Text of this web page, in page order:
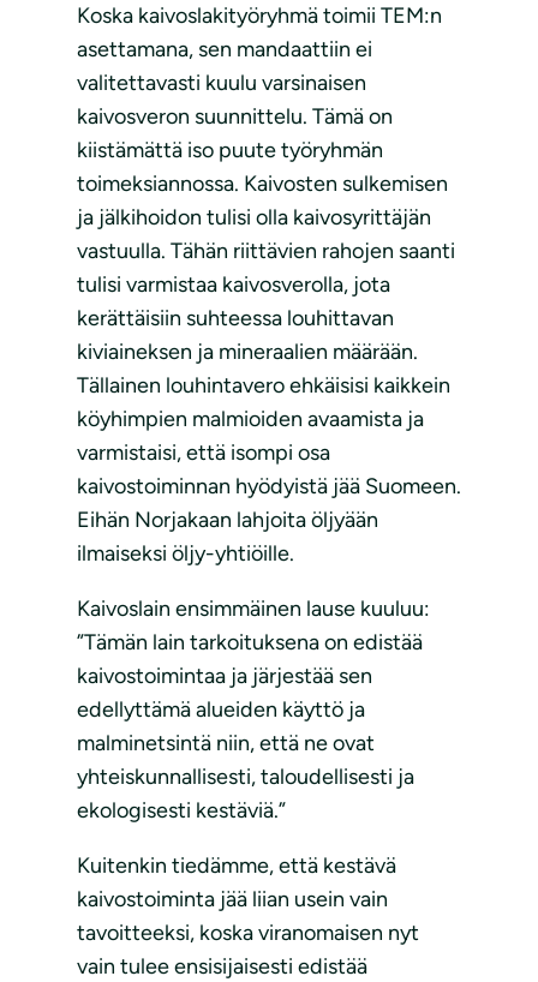
Koska kaivoslakityöryhmä toimii TEM:n
asettamana, sen mandaattiin ei
valitettavasti kuulu varsinaisen
kaivosveron suunnittelu. Tämä on
kiistämättä iso puute työryhmän
toimeksiannossa. Kaivosten sulkemisen
ja jälkihoidon tulisi olla kaivosyrittäjän
vastuulla. Tähän riittävien rahojen saanti
tulisi varmistaa kaivosverolla, jota
kerättäisiin suhteessa louhittavan
kiviaineksen ja mineraalien määrään.
Tällainen louhintavero ehkäisisi kaikkein
köyhimpien malmioiden avaamista ja
varmistaisi, että isompi osa
kaivostoiminnan hyödyistä jää Suomeen.
Eihän Norjakaan lahjoita öljyään
ilmaiseksi öljy-yhtiöille.
Kaivoslain ensimmäinen lause kuuluu:
”Tämän lain tarkoituksena on edistää
kaivostoimintaa ja järjestää sen
edellyttämä alueiden käyttö ja
malminetsintä niin, että ne ovat
yhteiskunnallisesti, taloudellisesti ja
ekologisesti kestäviä.”
Kuitenkin tiedämme, että kestävä
kaivostoiminta jää liian usein vain
tavoitteeksi, koska viranomaisen nyt
vain tulee ensisijaisesti edistää